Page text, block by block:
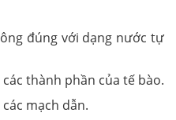
đúng với dạng nước tự
thành phần của tế bào.
mạch dẫn.